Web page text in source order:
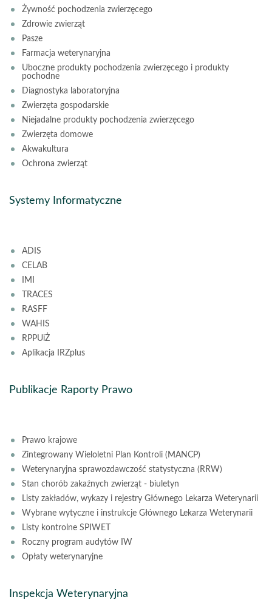
Żywność pochodzenia zwierzęcego
Zdrowie zwierząt
Pasze
Farmacja weterynaryjna
Uboczne produkty pochodzenia zwierzęcego i produkty
pochodne
Diagnostyka laboratoryjna
Zwierzęta gospodarskie
Niejadalne produkty pochodzenia zwierzęcego
Zwierzęta domowe
Akwakultura
Ochrona zwierząt
Systemy Informatyczne
ADIS
CELAB
IMI
TRACES
RASFF
WAHIS
RPPUiŻ
Aplikacja IRZplus
Publikacje Raporty Prawo
Prawo krajowe
Zintegrowany Wieloletni Plan Kontroli (MANCP)
Weterynaryjna sprawozdawczość statystyczna (RRW)
Stan chorób zakaźnych zwierząt - biuletyn
Listy zakładów, wykazy i rejestry Głównego Lekarza Weterynarii
Wybrane wytyczne i instrukcje Głównego Lekarza Weterynarii
Listy kontrolne SPIWET
Roczny program audytów IW
Opłaty weterynaryjne
Inspekcja Weterynaryjna